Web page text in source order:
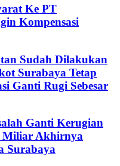
Ke PT
Kompensasi
Sudah Dilakukan
Surabaya Tetap
Ganti Rugi Sebesar
Ganti Kerugian
Miliar Akhirnya
Surabaya